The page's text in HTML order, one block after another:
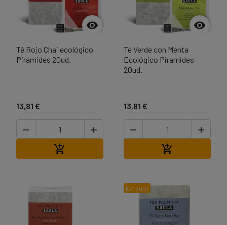

Té Rojo Chai ecológico
Pirámides 20ud.
13,81 €
 


Té Verde con Menta
Ecológico Piramides
20ud.
13,81 €
 

Exhaurit